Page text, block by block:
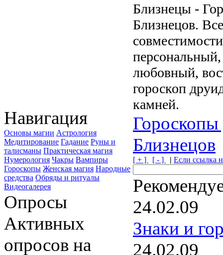
Навигация
Основы магии Астрология
Медитирование Гадание Руны и
талисманы Практическая магия
Нумерология Чакры Вампиры
Гороскопы Женская магия Народные
средства Обряды и ритуалы
Видеогалерея
Опросы
Активных
опросов на
Близнецы -
Близнецов.
любовный,
гороскоп
камней.
Гороскопы
Близнецов
[ + ] [ - ] | Если ссылка
24.02.09
Знаки и
24.02.09